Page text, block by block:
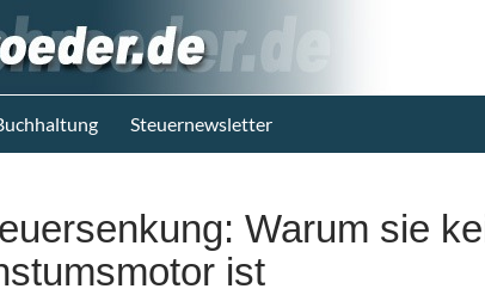
Steuernewsletter
Warum sie
ist